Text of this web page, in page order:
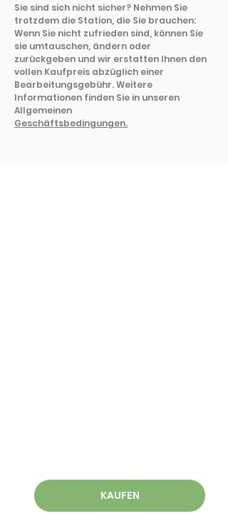
Sie sind sich nicht sicher? Nehmen Sie
trotzdem die Station, die Sie brauchen:
Wenn Sie nicht zufrieden sind, können Sie
sie umtauschen, ändern oder
zurückgeben und wir erstatten Ihnen den
vollen Kaufpreis abzüglich einer
Bearbeitungsgebühr. Weitere
Informationen finden Sie in unseren
Allgemeinen
Geschäftsbedingungen.
KAUFEN